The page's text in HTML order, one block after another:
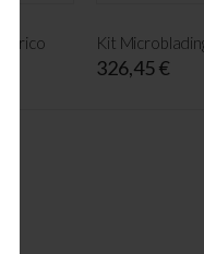
326,45 €